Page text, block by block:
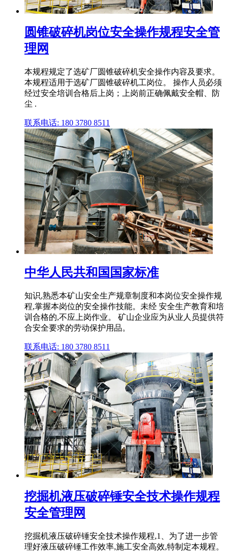
圆锥破碎机岗位安全操作规程安全管
理网
本规程规定了选矿厂圆锥破碎机安全操作内容及要求。
本规程适用于选矿厂圆锥破碎机工岗位。 操作人员必须
经过安全培训合格后上岗；上岗前正确佩戴安全帽、防
尘 .
联系电话: 180 3780 8511
中华人民共和国国家标准
知识,熟悉本矿山安全生产规章制度和本岗位安全操作规
程,掌握本岗位的安全操作技能。未经 安全生产教育和培
训合格的,不应上岗作业。 矿山企业应为从业人员提供符
合安全要求的劳动保护用品。
联系电话: 180 3780 8511
挖掘机液压破碎锤安全技术操作规程
安全管理网
挖掘机液压破碎锤安全技术操作规程,1、为了进一步管
理好液压破碎锤工作效率,施工安全高效,特制定本规程。